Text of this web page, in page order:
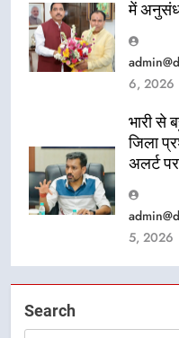
में
6, 2026
भारी से
जिला
अलर्ट
5, 2026
Search